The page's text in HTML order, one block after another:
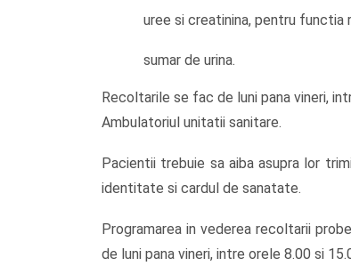
uree si creatinina, pentru functia
sumar de urina.
Recoltarile se fac de luni pana vineri,
Ambulatoriul unitatii sanitare.
Pacientii trebuie sa aiba asupra lor
identitate si cardul de sanatate.
Programarea in vederea recoltarii
de luni pana vineri, intre orele 8.00 si